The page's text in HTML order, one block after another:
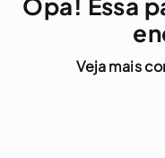
Opa! Essa
Veja mais